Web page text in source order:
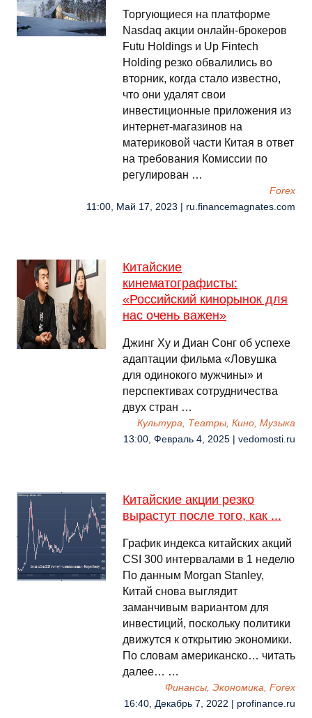
Торгующиеся на платформе
Nasdaq акции онлайн-брокеров
Futu Holdings и Up Fintech
Holding резко обвалились во
вторник, когда стало известно,
что они удалят свои
инвестиционные приложения из
интернет-магазинов на
материковой части Китая в ответ
на требования Комиссии по
регулирован …
Forex
11:00, Май 17, 2023 | ru.financemagnates.com
Китайские
кинематографисты:
«Российский кинорынок для
нас очень важен»
Джинг Ху и Диан Сонг об успехе
адаптации фильма «Ловушка
для одинокого мужчины» и
перспективах сотрудничества
двух стран …
Культура, Театры, Кино, Музыка
13:00, Февраль 4, 2025 | vedomosti.ru
Китайские акции резко
вырастут после того, как ...
График индекса китайских акций
CSI 300 интервалами в 1 неделю
По данным Morgan Stanley,
Китай снова выглядит
заманчивым вариантом для
инвестиций, поскольку политики
движутся к открытию экономики.
По словам американско… читать
далее… …
Финансы, Экономика, Forex
16:40, Декабрь 7, 2022 | profinance.ru